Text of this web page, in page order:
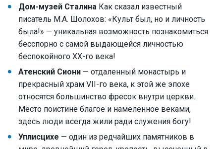
Дом-музей Сталина Как сказал известный
писатель М.А. Шолохов: «Культ был, но и личность
была!» — уникальная возможность познакомиться
бесспорно с самой выдающейся личностью
беспокойного XX-го века!
Атенский Сиони — отдаленный монастырь и
прекрасный храм VII-го века, к этой же эпохе
относятся большинство фресок внутри церкви.
Место поистине благое и намеленное веками,
здесь люди всегда жили ради служения богу!
Уплисцихе — один из редчайших памятников в